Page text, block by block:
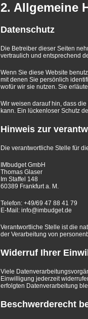
2. Allgemeine
Datenschutz
Die Betreiber dieser Seiten
vertraulich und entsprechend
Wenn Sie diese Website
mit denen Sie persönlich
wofür wir sie nutzen. Sie
Wir weisen darauf hin, dass
kann. Ein lückenloser Schutz
Hinweis zur
Die verantwortliche Stelle für
IMbudget GmbH
Thomas Glaser
Im Staffel 148
60389 Frankfurt a. M.
Telefon: +49/69 47 88 41 79
E-Mail: info@imbudget.de
Verantwortliche Stelle ist die
der Verarbeitung von
Widerruf Ihrer
Viele
Einwilligung jederzeit
erfolgten Datenverarbeitung
Beschwerderecht